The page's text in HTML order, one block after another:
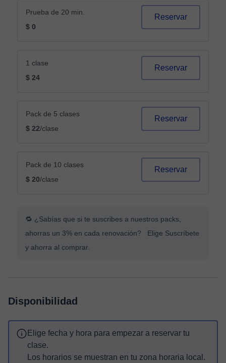
Prueba de 20 min.
$ 0
Reservar
1 clase
$ 24
Reservar
Pack de 5 clases
$ 22/clase
Reservar
Pack de 10 clases
$ 20/clase
Reservar
🔁 ¿Sabías que si te suscribes a nuestros packs,
ahorras un 3% en cada renovación? Elige Suscríbete
y ahorra al comprar.
Disponibilidad
Elige fecha y hora para empezar a reservar tu
clase.
Los horarios se muestran en tu zona horaria local.